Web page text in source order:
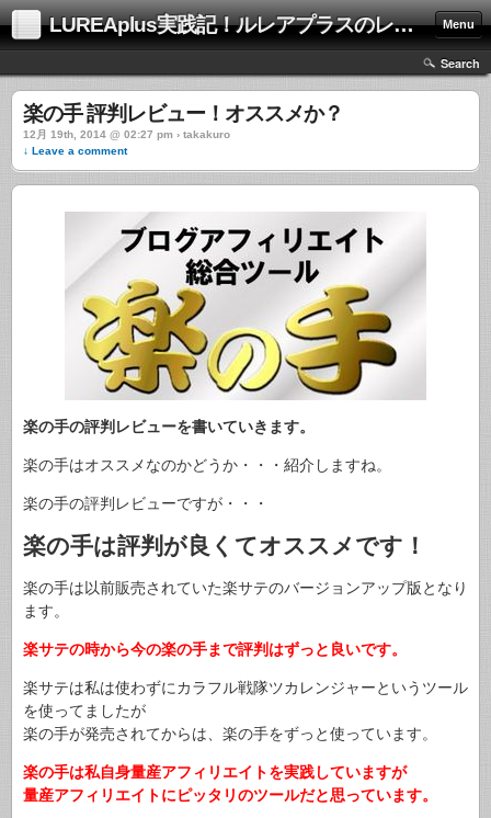
LUREAplus実践記！ルレアプラスのレビューサイト！ Menu
Search
楽の手 評判レビュー！オススメか？
12月 19th, 2014 @ 02:27 pm › takakuro
↓ Leave a comment
楽の手の評判レビューを書いていきます。
楽の手はオススメなのかどうか・・・紹介しますね。
楽の手の評判レビューですが・・・
楽の手は評判が良くてオススメです！
楽の手は以前販売されていた楽サテのバージョンアップ版となり
ます。
楽サテの時から今の楽の手まで評判はずっと良いです。
楽サテは私は使わずにカラフル戦隊ツカレンジャーというツール
を使ってましたが
楽の手が発売されてからは、楽の手をずっと使っています。
楽の手は私自身量産アフィリエイトを実践していますが
量産アフィリエイトにピッタリのツールだと思っています。